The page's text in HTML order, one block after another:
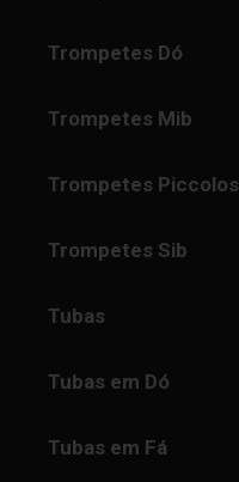
Trompetes Dó
Trompetes Mib
Trompetes Piccolos
Trompetes Sib
Tubas
Tubas em Dó
Tubas em Fá